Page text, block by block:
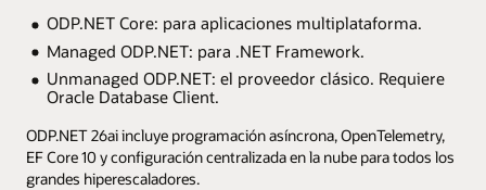
ODP.NET Core: para aplicaciones multiplataforma.
Managed ODP.NET: para .NET Framework.
Unmanaged ODP.NET: el proveedor clásico. Requiere
Oracle Database Client.
ODP.NET 26ai incluye programación asíncrona, OpenTelemetry,
EF Core 10 y configuración centralizada en la nube para todos los
grandes hiperescaladores.